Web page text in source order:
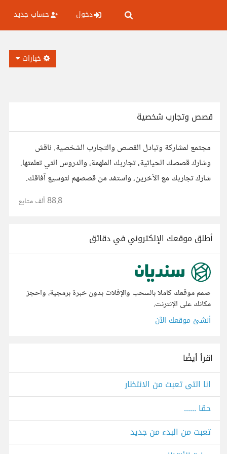
دخول حساب جديد
خيارات
قصص وتجارب شخصية
مجتمع لمشاركة وتبادل القصص والتجارب الشخصية. ناقش
وشارك قصصك الحياتية، تجاربك الملهمة، والدروس التي تعلمتها.
شارك تجاربك مع الآخرين، واستفد من قصصهم لتوسيع آفاقك.
88.8 ألف متابع
أطلق موقعك الإلكتروني في دقائق
صمم موقعك كاملا بالسحب والإفلات بدون خبرة برمجية، واحجز
مكانك على الإنترنت.
أنشئ موقعك الآن
اقرأ أيضًا
انا التي تعبت من الانتظار
حقا ......
تعبت من البدء من جديد